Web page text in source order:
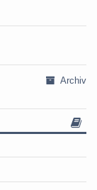
Archiv